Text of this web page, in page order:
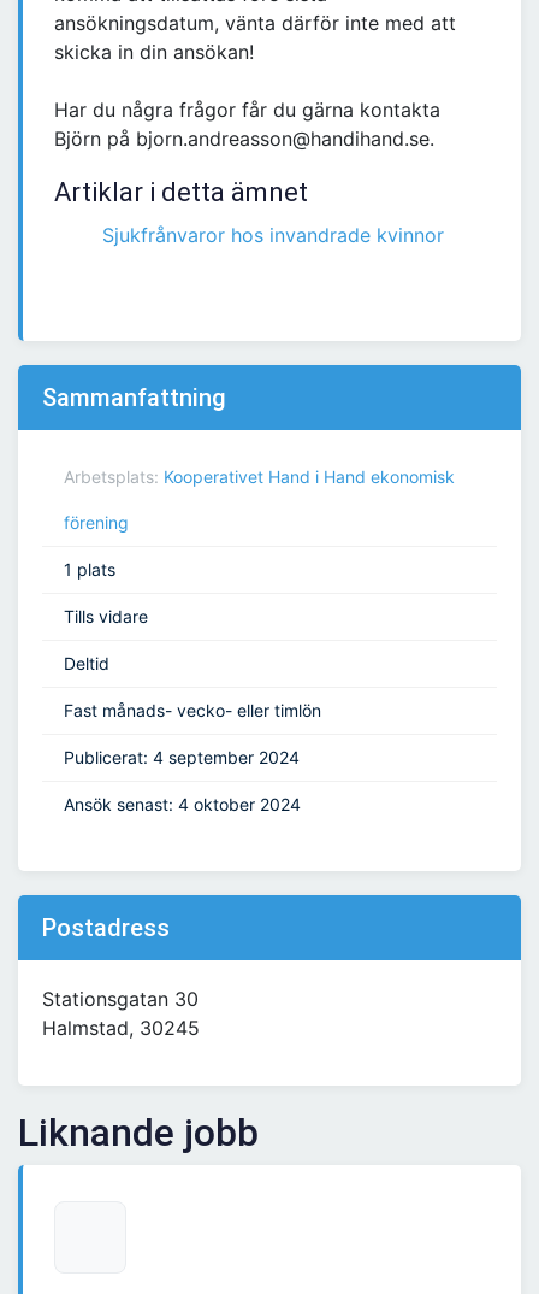
ansökningsdatum, vänta därför inte med att
skicka in din ansökan!
Har du några frågor får du gärna kontakta
Björn på bjorn.andreasson@handihand.se.
Artiklar i detta ämnet
Sjukfrånvaror hos invandrade kvinnor
Sammanfattning
Arbetsplats: Kooperativet Hand i Hand ekonomisk
förening
1 plats
Tills vidare
Deltid
Fast månads- vecko- eller timlön
Publicerat: 4 september 2024
Ansök senast: 4 oktober 2024
Postadress
Stationsgatan 30
Halmstad, 30245
Liknande jobb